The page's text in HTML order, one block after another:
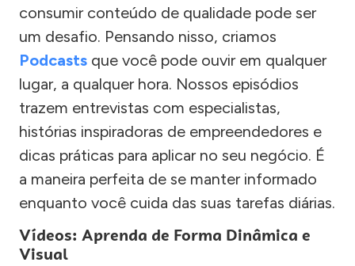
consumir conteúdo de qualidade pode ser
um desafio. Pensando nisso, criamos
Podcasts que você pode ouvir em qualquer
lugar, a qualquer hora. Nossos episódios
trazem entrevistas com especialistas,
histórias inspiradoras de empreendedores e
dicas práticas para aplicar no seu negócio. É
a maneira perfeita de se manter informado
enquanto você cuida das suas tarefas diárias.
Vídeos: Aprenda de Forma Dinâmica e
Visual